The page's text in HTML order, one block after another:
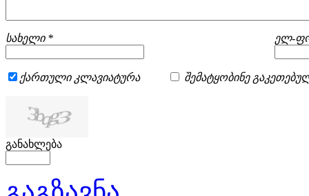
სახელი * ელ-
ქართული კლავიატურა შემატყობინე
განახლება